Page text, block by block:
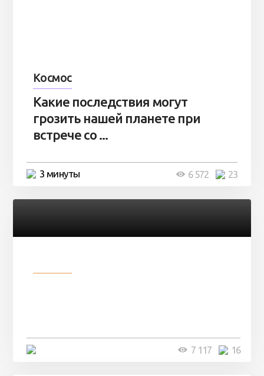
Космос
Какие последствия могут
грозить нашей планете при
встрече со ...
3 минуты 23
6 572
16
7 117